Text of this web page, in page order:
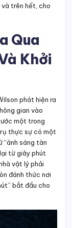
và trên hết, cho
Qua
Khởi
phát hiện ra
gian vào
một trong
thực sự có một
“ánh sáng tàn
từ giây phút
vật lý phải
đánh thức nơi
bắt đầu cho